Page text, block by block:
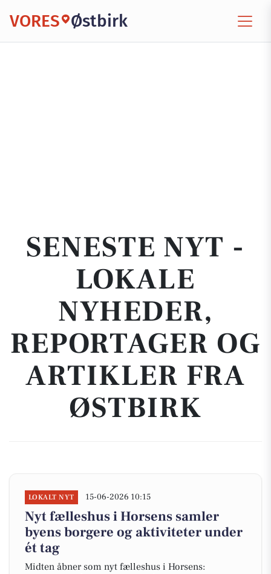
VORES Østbirk
SENESTE NYT -
LOKALE
NYHEDER,
REPORTAGER OG
ARTIKLER FRA
ØSTBIRK
LOKALT NYT 15-06-2026 10:15
Nyt fælleshus i Horsens samler
byens borgere og aktiviteter under
ét tag
Midten åbner som nyt fælleshus i Horsens: